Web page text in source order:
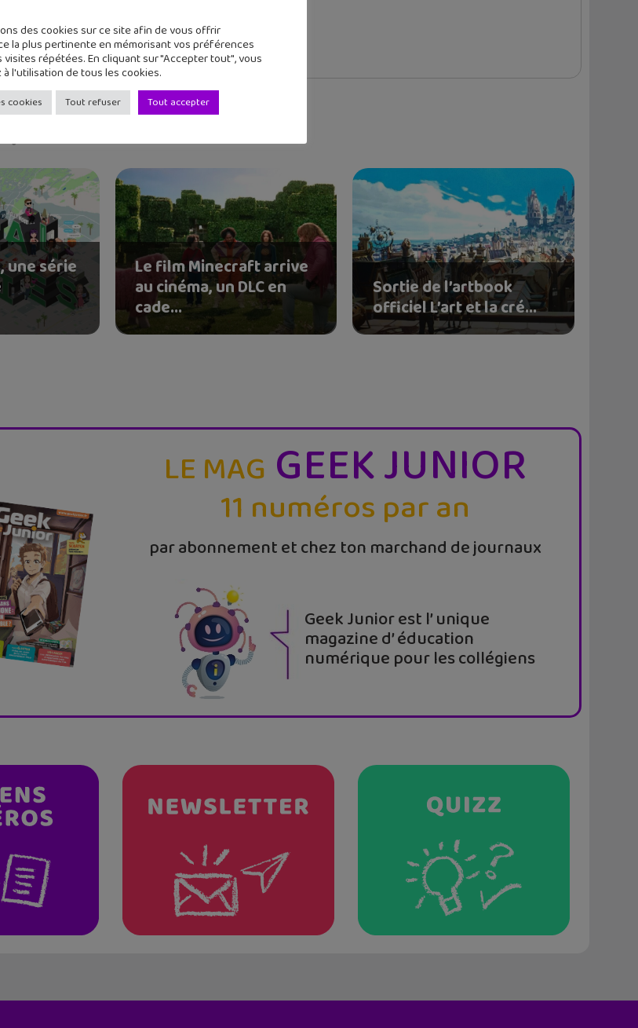
une série Le film Minecraft arrive
au cinéma, un DLC en
cade...
Sortie de l’artbook
officiel L’art et la cré...
LE MAG GEEK JUNIOR
11 numéros par an
par abonnement et chez ton marchand de journaux
Geek Junior est l’ unique
magazine d’ éducation
numérique pour les collégiens
des cookies sur ce site afin de vous offrir
la plus pertinente en mémorisant vos préférences
visites répétées. En cliquant sur "Accepter tout", vous
l'utilisation de tous les cookies.
cookies Tout refuser Tout accepter